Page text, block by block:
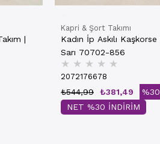
|
Kapri & Şort Takımı
Kadın İp Askılı
Sarı 70702-856
★ ★ ★ ★ ★
2072176678
₺381,49
₺544,99
%30
NET %30 İNDİRİM